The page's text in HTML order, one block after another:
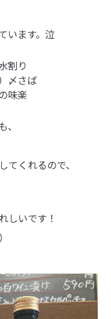
います。泣
割り
〆さば
味楽
てくれるので、
しいです！